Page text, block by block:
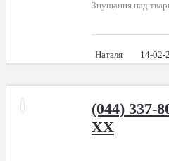
Знущання над
Наталя 14-02-
(044) 337-
XX